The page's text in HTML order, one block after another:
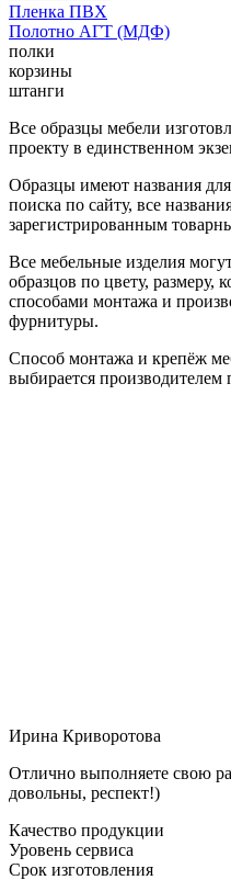
Пленка ПВХ
Полотно АГТ (МДФ)
полки
корзины
штанги
Все образцы мебели
проекту в единственном
Образцы имеют названия
поиска по сайту, все
зарегистрированным
Все мебельные изделия
образцов по цвету, размеру,
способами монтажа и
фурнитуры.
Способ монтажа и крепёж
выбирается
Ирина Криворотова
Отлично выполняете свою
довольны, респект!)
Качество продукции
Уровень сервиса
Срок изготовления